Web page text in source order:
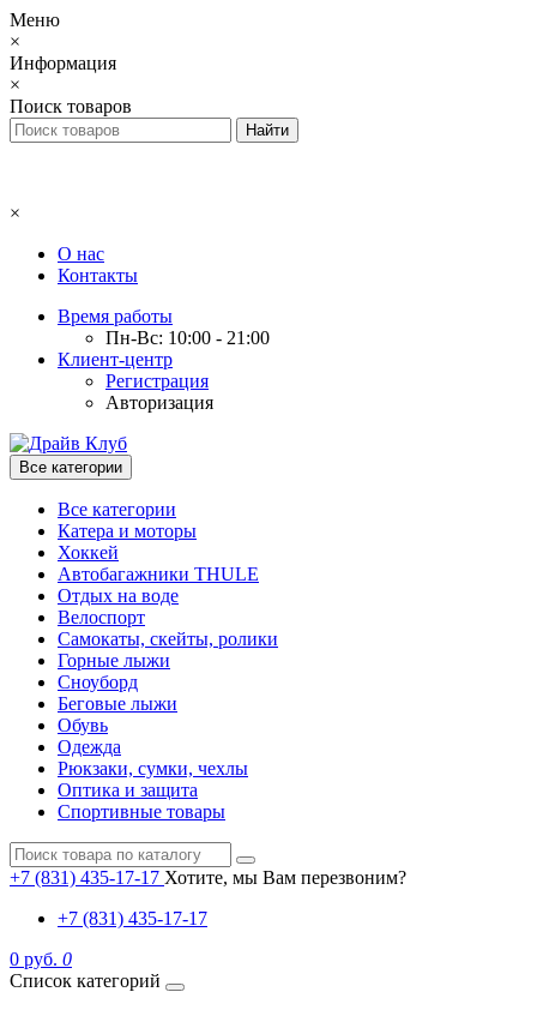
Меню
×
Информация
×
Поиск товаров
×
О нас
Контакты
Время работы
Пн-Вс: 10:00 - 21:00
Клиент-центр
Регистрация
Авторизация
Все категории
Все категории
Катера и моторы
Хоккей
Автобагажники THULE
Отдых на воде
Велоспорт
Самокаты, скейты, ролики
Горные лыжи
Сноуборд
Беговые лыжи
Обувь
Одежда
Рюкзаки, сумки, чехлы
Оптика и защита
Спортивные товары
+7 (831) 435-17-17 Хотите, мы Вам перезвоним?
+7 (831) 435-17-17
0 руб. 0
Список категорий